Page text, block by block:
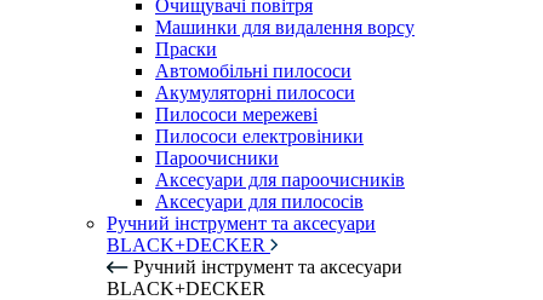
Очищувачі повітря
Машинки для видалення ворсу
Праски
Автомобільні пилососи
Акумуляторні пилососи
Пилососи мережеві
Пилососи електровіники
Пароочисники
Аксесуари для пароочисників
Аксесуари для пилососів
Ручний інструмент та аксесуари
BLACK+DECKER
Ручний інструмент та аксесуари
BLACK+DECKER